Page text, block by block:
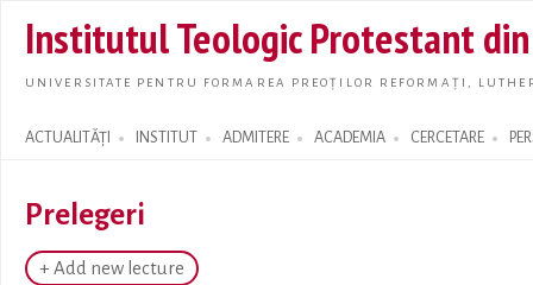
main
Institutul Teologic Protestant
UNIVERSITATE PENTRU FORMAREA PREOȚILOR REFORMAȚI,
ACTUALITĂȚI INSTITUT ADMITERE ACADEMIA CERCETARE
Search form
Prelegeri
+ Add new lecture